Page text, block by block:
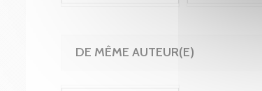
DE MÊME AUTEUR(E)